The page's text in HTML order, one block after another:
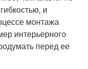
и
монтажа
интерьерного
перед ее